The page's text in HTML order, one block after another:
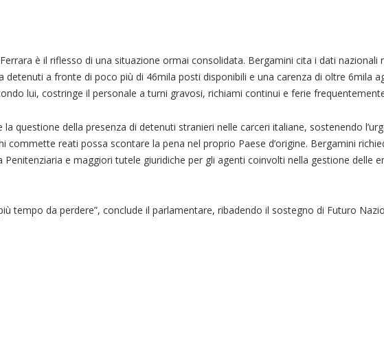
è il riflesso di una situazione ormai consolidata. Bergamini cita i dati nazionali
a fronte di poco più di 46mila posti disponibili e una carenza di oltre 6mila
lui, costringe il personale a turni gravosi, richiami continui e ferie
questione della presenza di detenuti stranieri nelle carceri italiane, sostenendo
commette reati possa scontare la pena nel proprio Paese d’origine. Bergamini
e maggiori tutele giuridiche per gli agenti coinvolti nella gestione delle
tempo da perdere”, conclude il parlamentare, ribadendo il sostegno di Futuro